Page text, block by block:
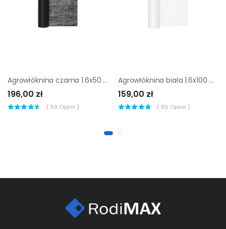
Agrowłóknina czarna 1.6x50 m 100g/m2 Foliarex
196,00 zł
( 59 Opinii )
Agrowłóknina biała 1.6x100 m 50g/m2 Foliarex
159,00 zł
( 86 Opinii )